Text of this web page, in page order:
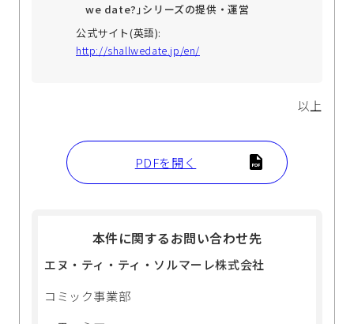
we date?｣シリーズの提供・運営
公式サイト(英語):
http://shallwedate.jp/en/
以上
PDFを開く
本件に関するお問い合わせ先
エヌ・ティ・ティ・ソルマーレ株式会社
コミック事業部